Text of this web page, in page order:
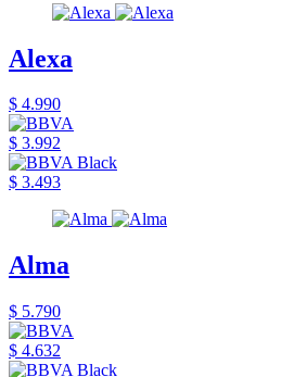
Alexa
$ 4.990
$ 3.992
$ 3.493
Alma
$ 5.790
$ 4.632